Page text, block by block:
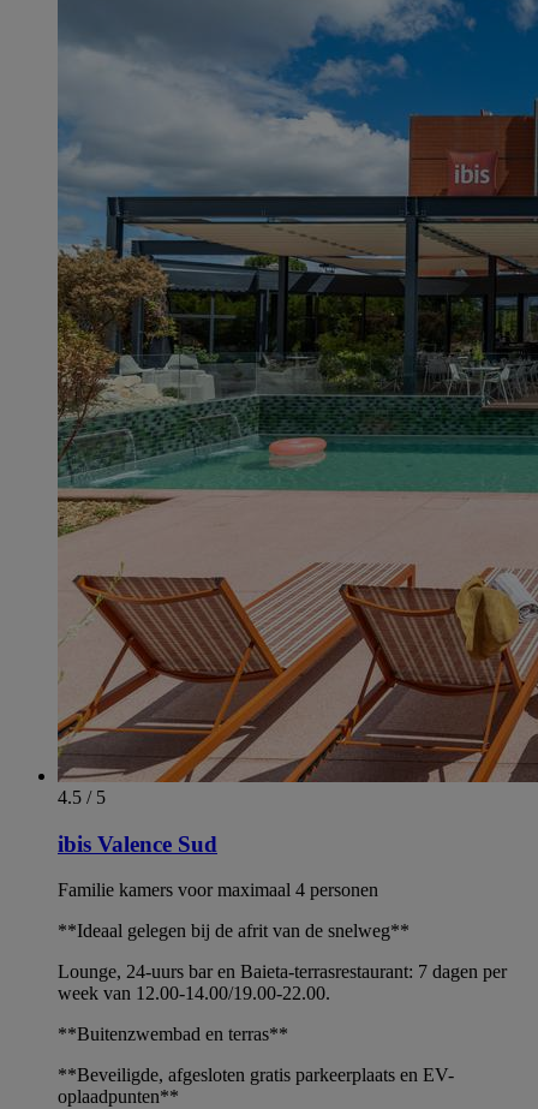
4.5 / 5
ibis Valence Sud
Familie kamers voor maximaal 4 personen
**Ideaal gelegen bij de afrit van de snelweg**
Lounge, 24-uurs bar en Baieta-terrasrestaurant: 7 dagen per
week van 12.00-14.00/19.00-22.00.
**Buitenzwembad en terras**
**Beveiligde, afgesloten gratis parkeerplaats en EV-
oplaadpunten**